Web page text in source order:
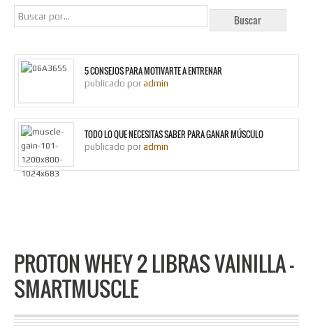
PROTON WHEY 2 LIBRAS VAINILLA –
SMARTMUSCLE
5 CONSEJOS PARA MOTIVARTE A ENTRENAR
publicado por admin
TODO LO QUE NECESITAS SABER PARA GANAR MÚSCULO
publicado por admin